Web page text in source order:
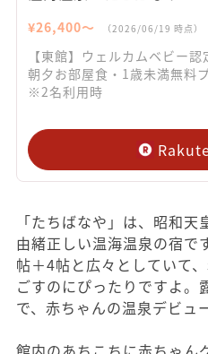
¥26,400〜 （2026/06/19 時点）
【東館】ウェルカムベビー認
朝夕お部屋食・1歳未満無料
※2名利用時
「たちばなや」は、昭和
由緒正しい温海温泉の宿で
帖＋4帖と広々としていて
ごすのにぴったりですよ。
で、赤ちゃんの温泉デビュ